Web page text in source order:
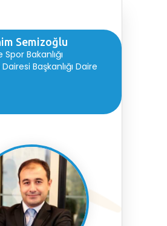
Semizoğlu
Bakanlığı
Başkanlığı Daire